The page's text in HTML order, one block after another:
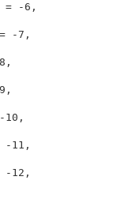
= -6 ,
= -7 ,
8 ,
9 ,
- 10 ,
- 11 ,
- 12 ,